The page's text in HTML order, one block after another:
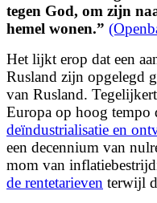
tegen God, om zijn
hemel wonen.”
Het lijkt erop dat een
Rusland zijn opgelegd
van Rusland.
Europa op hoog tempo
deïndustrialisatie en
een decennium van
mom van
de rentetarieven terwijl